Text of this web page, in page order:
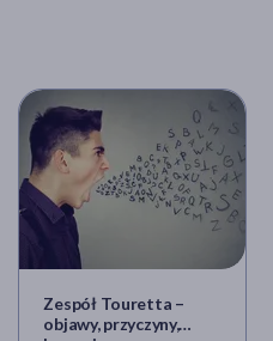
Zespół Touretta –
objawy, przyczyny,